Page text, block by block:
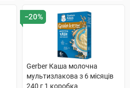
−20%
Gerber Каша молочна
мультизлакова з 6 місяців
240 г 1 коробка